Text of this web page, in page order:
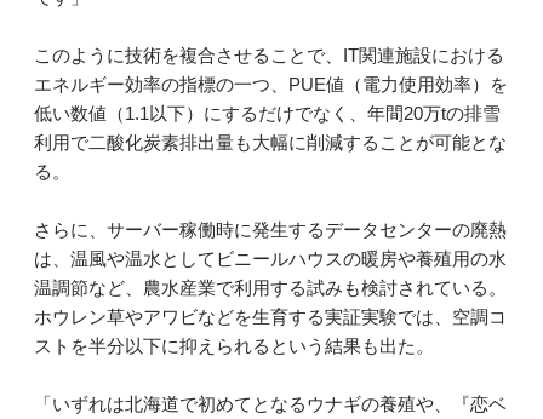
このように技術を複合させることで、IT関連施設における
エネルギー効率の指標の一つ、PUE値（電力使用効率）を
低い数値（1.1以下）にするだけでなく、年間20万tの排雪
利用で二酸化炭素排出量も大幅に削減することが可能とな
る。
さらに、サーバー稼働時に発生するデータセンターの廃熱
は、温風や温水としてビニールハウスの暖房や養殖用の水
温調節など、農水産業で利用する試みも検討されている。
ホウレン草やアワビなどを生育する実証実験では、空調コ
ストを半分以下に抑えられるという結果も出た。
「いずれは北海道で初めてとなるウナギの養殖や、『恋ベ